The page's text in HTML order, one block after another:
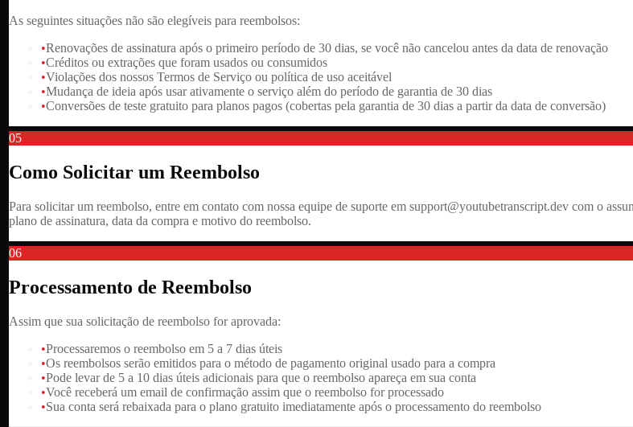
As seguintes situações não são elegíveis para reembolsos:
•Renovações de assinatura após o primeiro período de 30 dias, se você não cancelou antes da data de renovação
•Créditos ou extrações que foram usados ou consumidos
•Violações dos nossos Termos de Serviço ou política de uso aceitável
•Mudança de ideia após usar ativamente o serviço além do período de garantia de 30 dias
•Conversões de teste gratuito para planos pagos (cobertas pela garantia de 30 dias a partir da data de conversão)
05
Como Solicitar um Reembolso
Para solicitar um reembolso, entre em contato com nossa equipe de suporte em support@youtubetranscript.dev com o
plano de assinatura, data da compra e motivo do reembolso.
06
Processamento de Reembolso
Assim que sua solicitação de reembolso for aprovada:
•Processaremos o reembolso em 5 a 7 dias úteis
•Os reembolsos serão emitidos para o método de pagamento original usado para a compra
•Pode levar de 5 a 10 dias úteis adicionais para que o reembolso apareça em sua conta
•Você receberá um email de confirmação assim que o reembolso for processado
•Sua conta será rebaixada para o plano gratuito imediatamente após o processamento do reembolso